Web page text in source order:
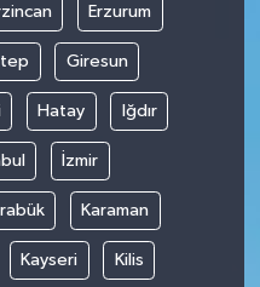
Erzurum
Giresun
Hatay Iğdır
İzmir
Karaman
Kayseri Kilis